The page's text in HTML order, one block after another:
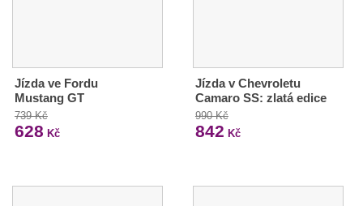
Jízda ve Fordu
Mustang GT
739 Kč
628 Kč
Jízda v Chevroletu
Camaro SS: zlatá edice
990 Kč
842 Kč